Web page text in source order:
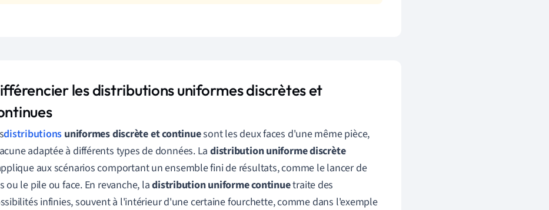
les distributions uniformes discrètes et
distributions uniformes discrète et continuesont les deux faces d'une même pièce,
adaptée à différents types de données. La distribution uniforme discrète
aux scénarios comportant un ensemble fini de résultats, comme le lancer de
ou le pile ou face. En revanche, ladistribution uniforme continuetraite des
infinies, souvent à l'intérieur d'une certaine fourchette, comme dans l'exemple